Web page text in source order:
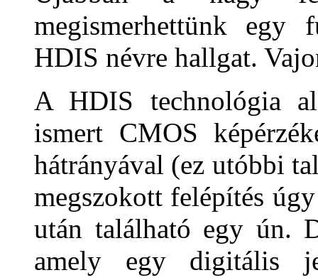
megismerhettünk egy
HDIS névre hallgat.
A HDIS technológia
ismert CMOS
hátrányával (ez utóbbi
megszokott felépítés
után található egy ún.
amely egy digitális